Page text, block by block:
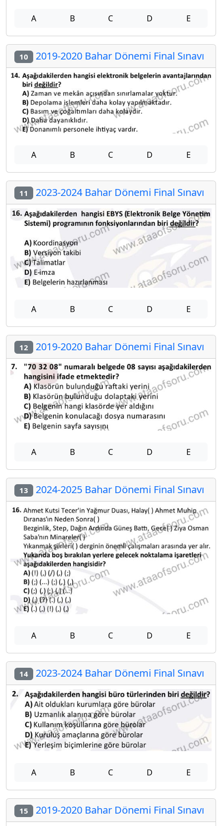
A B C D E
10 2019-2020 Bahar Dönemi Final Sınavı
A B C D E
11 2023-2024 Bahar Dönemi Final Sınavı
A B C D E
12 2019-2020 Bahar Dönemi Final Sınavı
A B C D E
13 2024-2025 Bahar Dönemi Final Sınavı
A B C D E
14 2023-2024 Bahar Dönemi Final Sınavı
A B C D E
15 2019-2020 Bahar Dönemi Final Sınavı